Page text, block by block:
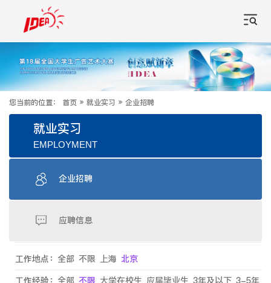
您当前的位置： 首页 » 就业实习 » 企业招聘
就业实习
EMPLOYMENT
企业招聘
应聘信息
工作地点： 全部 不限 上海 北京
工作经验： 全部 不限 大学在校生 应届毕业生 3年及以下 3-5年